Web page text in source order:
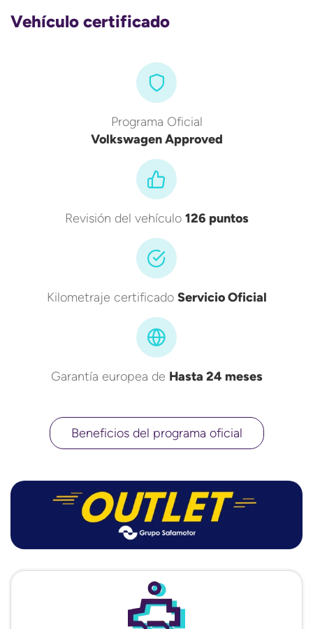
Vehículo certificado
Programa Oficial
Volkswagen Approved
Revisión del vehículo 126 puntos
Kilometraje certificado Servicio Oficial
Garantía europea de Hasta 24 meses
Beneficios del programa oficial